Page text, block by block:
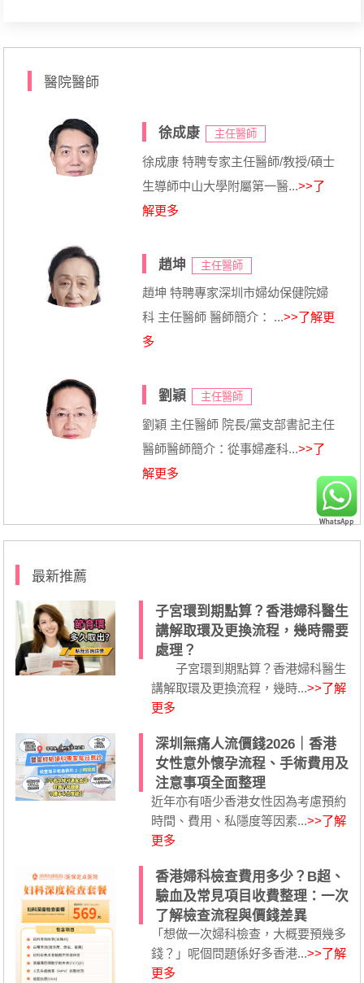
醫院醫師
徐成康 主任醫師
徐成康 特聘专家主任醫師/教授/碩士
生導師中山大學附屬第一醫...>>了
解更多
趙坤 主任醫師
趙坤 特聘專家深圳市婦幼保健院婦
科 主任醫師 醫師簡介： ...>>了解更
多
劉穎 主任醫師
劉穎 主任醫師 院長/黨支部書記主任
醫師醫師簡介：從事婦產科...>>了
解更多
最新推薦
子宮環到期點算？香港婦科醫生
講解取環及更換流程，幾時需要
處理？
子宮環到期點算？香港婦科醫生
講解取環及更換流程，幾時...>>了解
更多
深圳無痛人流價錢2026｜香港
女性意外懷孕流程、手術費用及
注意事項全面整理
近年亦有唔少香港女性因為考慮預約
時間、費用、私隱度等因素...>>了解
更多
香港婦科檢查費用多少？B超、
驗血及常見項目收費整理：一次
了解檢查流程與價錢差異
「想做一次婦科檢查，大概要預幾多
錢？」呢個問題係好多香港...>>了解
更多